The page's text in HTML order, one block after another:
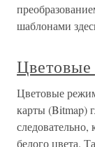
шаблонами
Цветовые
карты (Bitmap)
белого цвета.